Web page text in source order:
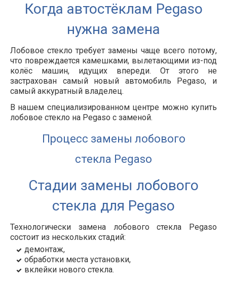
Когда автостёклам Pegaso
нужна замена
Лобовое стекло требует замены чаще всего потому,
что повреждается камешками, вылетающими из-под
колёс машин, идущих впереди. От этого не
застрахован самый новый автомобиль Pegaso, и
самый аккуратный владелец.
В нашем специализированном центре можно купить
лобовое стекло на Pegaso с заменой.
Процесс замены лобового
стекла Pegaso
Стадии замены лобового
стекла для Pegaso
Технологически замена лобового стекла Pegaso
состоит из нескольких стадий:
демонтаж,
обработки места установки,
вклейки нового стекла.